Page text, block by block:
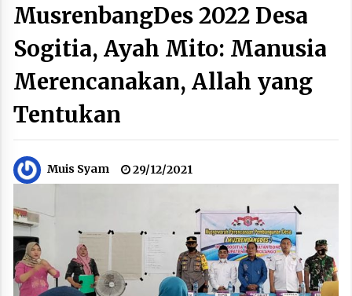
MusrenbangDes 2022 Desa
Sogitia, Ayah Mito: Manusia
Merencanakan, Allah yang
Tentukan
Muis Syam 29/12/2021